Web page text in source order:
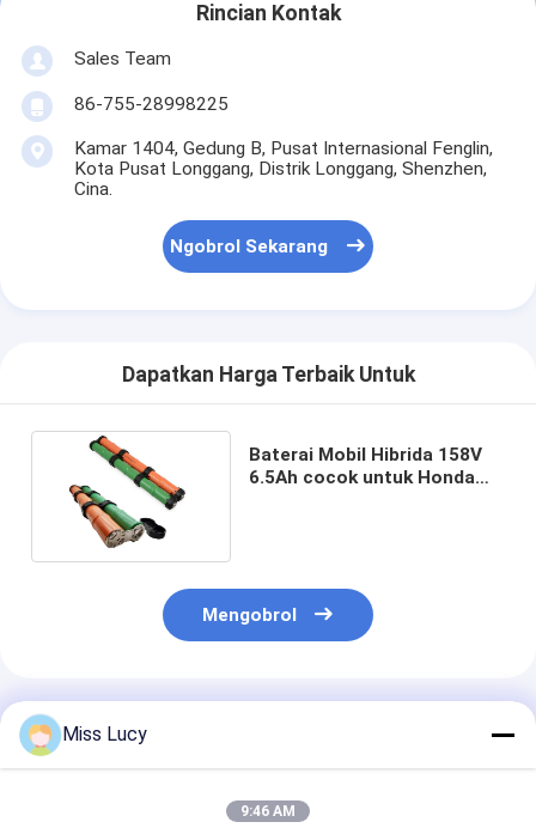
Rincian Kontak
Sales Team
86-755-28998225
Kamar 1404, Gedung B, Pusat Internasional Fenglin,
Kota Pusat Longgang, Distrik Longgang, Shenzhen,
Cina.
Ngobrol Sekarang
Dapatkan Harga Terbaik Untuk
Baterai Mobil Hibrida 158V
6.5Ah cocok untuk Honda
Mengobrol
Rekomendasi Produk
Miss Lucy
9:46 AM